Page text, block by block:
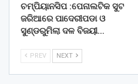
ଚମ୍ପିୟାନସିପ :ପେନାଲଟିକ ସୁଟ
ଜରିଆରେ ପାଦେରୀପଡା ଓ
ସୁଣ୍ଡରୁମିଲା ଦଳ ବିଜୟୀ…
PREV NEXT